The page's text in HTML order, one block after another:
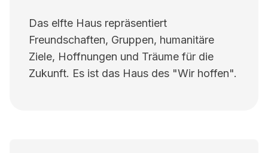
Das elfte Haus repräsentiert
Freundschaften, Gruppen, humanitäre
Ziele, Hoffnungen und Träume für die
Zukunft. Es ist das Haus des "Wir hoffen".